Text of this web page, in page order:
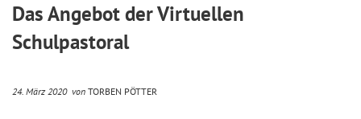
Das Angebot der Virtuellen
Schulpastoral
24. März 2020 von TORBEN PÖTTER